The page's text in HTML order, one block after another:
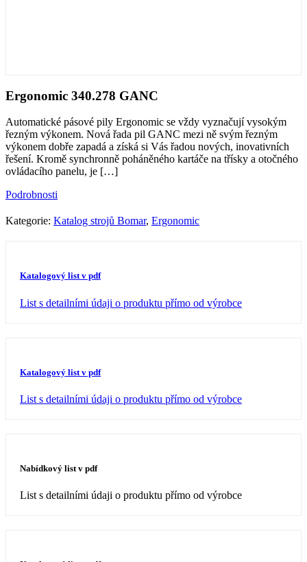
Ergonomic 340.278 GANC
Automatické pásové pily Ergonomic se vždy vyznačují vysokým
řezným výkonem. Nová řada pil GANC mezi ně svým řezným
výkonem dobře zapadá a získá si Vás řadou nových, inovativních
řešení. Kromě synchronně poháněného kartáče na třísky a otočného
ovládacího panelu, je […]
Podrobnosti
Kategorie: Katalog strojů Bomar, Ergonomic
Katalogový list v pdf
List s detailními údaji o produktu přímo od výrobce
Katalogový list v pdf
List s detailními údaji o produktu přímo od výrobce
Nabídkový list v pdf
List s detailními údaji o produktu přímo od výrobce